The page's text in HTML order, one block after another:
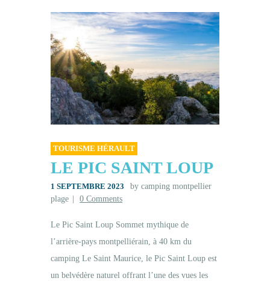
TOURISME HÉRAULT
LE PIC SAINT LOUP
1 SEPTEMBRE 2023
by camping montpellier
plage
0 Comments
Le Pic Saint Loup Sommet mythique de
l’arrière-pays montpelliérain, à 40 km du
camping Le Saint Maurice, le Pic Saint Loup est
un belvédère naturel offrant l’une des vues les